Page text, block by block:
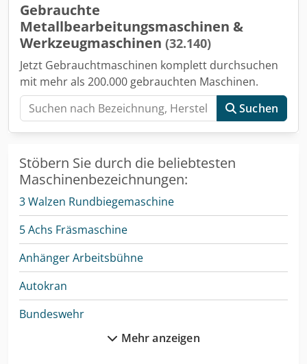
Gebrauchte
Metallbearbeitungsmaschinen &
Werkzeugmaschinen (32.140)
Jetzt Gebrauchtmaschinen komplett durchsuchen
mit mehr als 200.000 gebrauchten Maschinen.
Suchen
Stöbern Sie durch die beliebtesten
Maschinenbezeichnungen:
3 Walzen Rundbiegemaschine
5 Achs Fräsmaschine
Anhänger Arbeitsbühne
Autokran
Bundeswehr
Cnc-Gravier- Und Fräsmaschine
Mehr anzeigen